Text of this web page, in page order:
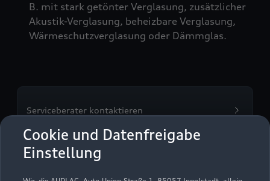
Cookie und Datenfreigabe
Einstellung
B. mit stark getönter Verglasung, zusätzlicher
Akustik-Verglasung, beheizbare Verglasung,
Wärmeschutzverglasung oder Dämmglas.
Serviceberater kontaktieren